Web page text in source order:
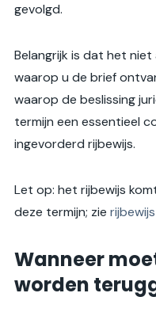
gevolgd.
Belangrijk is dat het
waarop u de brief
waarop de beslissing
termijn een essentieel
ingevorderd rijbewijs.
Let op: het rijbewijs
deze termijn; zie
Wanneer
worden